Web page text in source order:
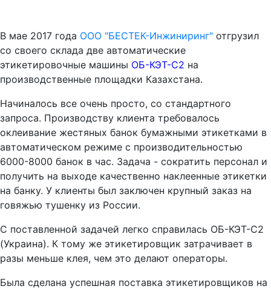
В мае 2017 года ООО "БЕСТЕК-Инжиниринг" отгрузил
со своего склада две автоматические
этикетировочные машины ОБ-КЭТ-С2 на
производственные площадки Казахстана.
Начиналось все очень просто, со стандартного
запроса. Производству клиента требовалось
оклеивание жестяных банок бумажными этикетками в
автоматическом режиме с производительностью
6000-8000 банок в час. Задача - сократить персонал и
получить на выходе качественно наклеенные этикетки
на банку. У клиенты был заключен крупный заказ на
говяжью тушенку из России.
С поставленной задачей легко справилась ОБ-КЭТ-С2
(Украина). К тому же этикетировщик затрачивает в
разы меньше клея, чем это делают операторы.
Была сделана успешная поставка этикетировщиков на